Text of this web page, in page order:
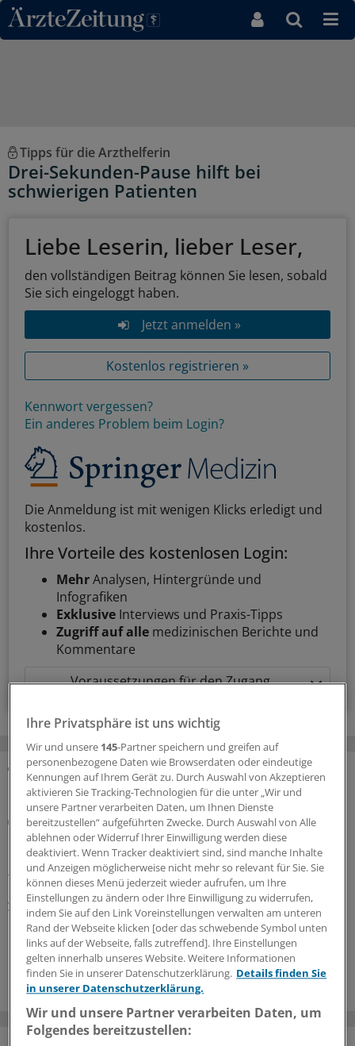
Direkt zum Inhaltsbereich
Tipps für die Arzthelferin
Drei-Sekunden-Pause hilft bei
schwierigen Patienten
Liebe Leserin, lieber Leser,
den vollständigen Beitrag können Sie lesen, sobald
Sie sich eingeloggt haben.
Jetzt anmelden »
Kostenlos registrieren »
Kennwort vergessen?
Ein anderes Problem beim Login?
Die Anmeldung ist mit wenigen Klicks erledigt und
kostenlos.
Ihre Vorteile des kostenlosen Login:
MehrAnalysen, Hintergründe und
Infografiken
Exklusive Interviews und Praxis-Tipps
Zugriff auf alle medizinischen Berichte und
Kommentare
Voraussetzungen für den Zugang
MEHR ZUM THEMA
Urteil
Bundesarbeitsgericht stärkt Kündigungsschutz
bei Elternzeit
Teilen Eltern ihre Elternzeit in mehrere Abschnitte auf,
greift der „vorwirkende Kündigungsschutz“ von acht
Wochen vor jedem einzelnen Abschnitt, sagen die
Erfurter Richter.
19.06.2026
Ihre Privatsphäre ist uns wichtig
Wir und unsere 145-Partner speichern und greifen auf
personenbezogene Daten wie Browserdaten oder eindeutige
Kennungen auf Ihrem Gerät zu. Durch Auswahl von Akzeptieren
aktivieren Sie Tracking-Technologien für die unter „Wir und
unsere Partner verarbeiten Daten, um Ihnen Dienste
bereitzustellen“ aufgeführten Zwecke. Durch Auswahl von Alle
ablehnen oder Widerruf Ihrer Einwilligung werden diese
deaktiviert. Wenn Tracker deaktiviert sind, sind manche Inhalte
und Anzeigen möglicherweise nicht mehr so relevant für Sie. Sie
können dieses Menü jederzeit wieder aufrufen, um Ihre
Einstellungen zu ändern oder Ihre Einwilligung zu widerrufen,
indem Sie auf den Link Voreinstellungen verwalten am unteren
Rand der Webseite klicken [oder das schwebende Symbol unten
links auf der Webseite, falls zutreffend]. Ihre Einstellungen
gelten innerhalb unseres Website. Weitere Informationen
finden Sie in unserer Datenschutzerklärung. Details finden Sie
in unserer Datenschutzerklärung.
Wir und unsere Partner verarbeiten Daten, um
Folgendes bereitzustellen: